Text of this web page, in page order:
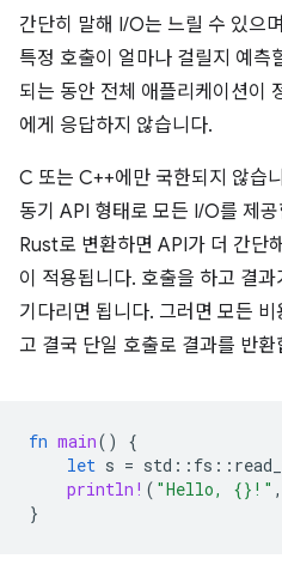
간단히 말해 I/O는 느릴 수 있으
특정 호출이 얼마나 걸릴지 예측
되는 동안 전체 애플리케이션이
에게 응답하지 않습니다.
C 또는 C++에만 국한되지 않습
동기 API 형태로 모든 I/O를 제
Rust로 변환하면 API가 더 간단
이 적용됩니다. 호출을 하고 결
기다리면 됩니다. 그러면 모든
고 결국 단일 호출로 결과를 반환
fn main()
{
let s = std :: fs ::
println! ( "Hello, {}!" ,
}